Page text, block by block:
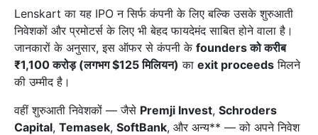
Lenskart का यह IPO न सिर्फ कंपनी के लिए बल्कि उसके शुरुआती
निवेशकों और प्रमोटर्स के लिए भी बेहद फायदेमंद साबित होने वाला है।
जानकारों के अनुसार, इस ऑफर से कंपनी के founders को करीब
₹1,100 करोड़ (लगभग $125 मिलियन) का exit proceeds मिलने
की उम्मीद है।
वहीं शुरुआती निवेशकों — जैसे Premji Invest, Schroders
Capital, Temasek, SoftBank, और अन्य** — को अपने निवेश